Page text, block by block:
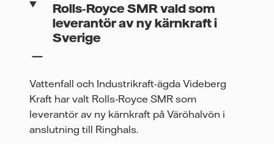
Rolls‑Royce SMR vald som
leverantör av ny kärnkraft i
Sverige
Vattenfall och Industrikraft-ägda Videberg
Kraft har valt Rolls‑Royce SMR som
leverantör av ny kärnkraft på Väröhalvön i
anslutning till Ringhals.